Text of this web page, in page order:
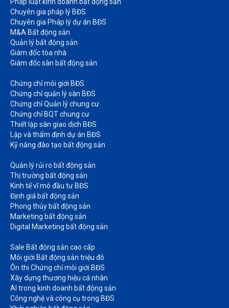
Chuyên gia pháp lý BĐS
Chuyên gia Pháp lý dự án BĐS
M&A Bất động sản​
Quản lý bất động sản
Giám đốc tòa nhà​
Giám đốc sàn bất động sản
Chứng chỉ môi giới BĐS​
Chứng chỉ quản lý sàn BĐS
Chứng chỉ Quản lý chung cư​
Chứng chỉ BQT chung cư​
Thiết lập sàn giao dịch BĐS​
Lập và thẩm định dự án BĐS​
Kỹ năng đào tạo bất động sản​
Quản lý rủi ro bất động sản​
Thị trường bất động sản​
Kinh tế vĩ mô đầu tư BĐS​
Định giá bất động sản​
Phong thủy bất động sản​
Marketing bất động sản​
Digital Marketing bất động sản​
Sale Bất động sản cao cấp​
Môi giới Bất động sản triệu đô​
Ôn thi Chứng chỉ môi giới BĐS​
Xây dựng thương hiệu cá nhân​
AI trong kinh doanh bất động sản​
Công nghệ và công cụ trong BĐS​